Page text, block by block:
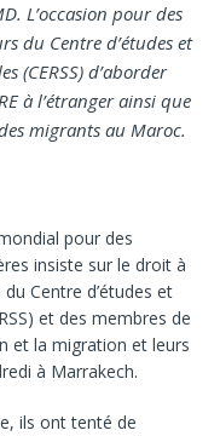
L’occasion pour des
du Centre d’études et
(CERSS) d’aborder
à l’étranger ainsi que
migrants au Maroc.
pour des
insiste sur le droit à
Centre d’études et
et des membres de
et la migration et leurs
à Marrakech.
ils ont tenté de